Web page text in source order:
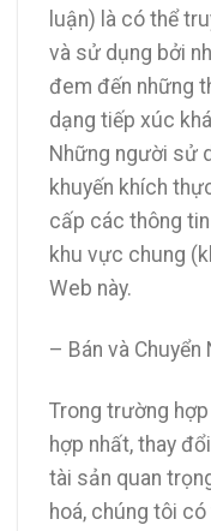
luận) là có thể
và sử dụng bởi
đem đến những
dạng tiếp xúc
Những người sử
khuyến khích
cấp các thông
khu vực chung
Web này.
– Bán và Chuyển
Trong trường
hợp nhất, thay
tài sản quan
hoá, chúng tôi